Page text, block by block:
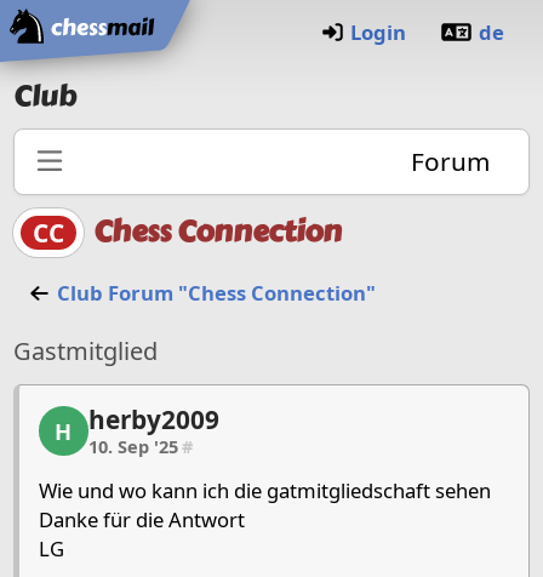
Home
Login de
Club
Forum
CC Chess Connection
Club Forum "Chess Connection"
Gastmitglied
herby2009, 1/3, 10. Sep '25
H herby2009
10. Sep '25#
Wie und wo kann ich die gatmitgliedschaft sehen
Danke für die Antwort
LG